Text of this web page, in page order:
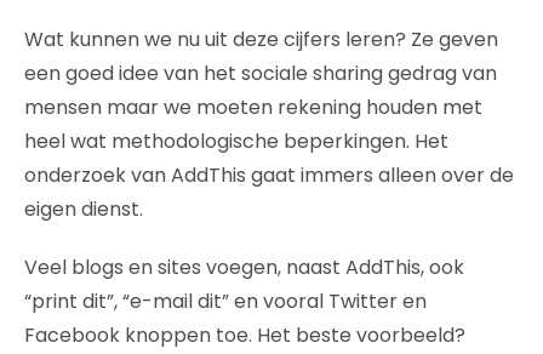
Wat kunnen we nu uit deze cijfers leren? Ze geven
een goed idee van het sociale sharing gedrag van
mensen maar we moeten rekening houden met
heel wat methodologische beperkingen. Het
onderzoek van AddThis gaat immers alleen over de
eigen dienst.
Veel blogs en sites voegen, naast AddThis, ook
“print dit”, “e-mail dit” en vooral Twitter en
Facebook knoppen toe. Het beste voorbeeld?